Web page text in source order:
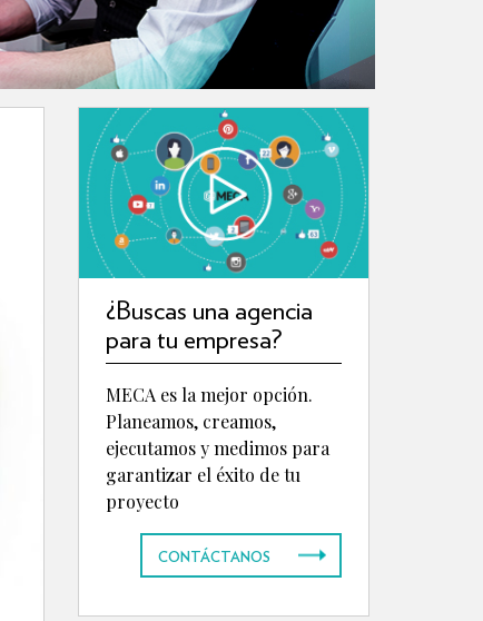
¿Buscas una agencia
para tu empresa?
MECA es la mejor opción.
Planeamos, creamos,
ejecutamos y medimos para
garantizar el éxito de tu
proyecto
CONTÁCTANOS